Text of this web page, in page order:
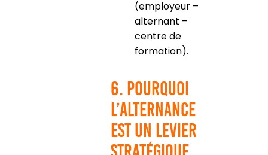
(employeur –
alternant –
centre de
formation).
6. Pourquoi
l’alternance
est un levier